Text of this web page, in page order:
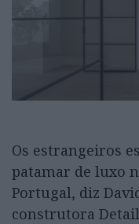
Os estrangeiros
patamar de luxo
Portugal, diz
construtora